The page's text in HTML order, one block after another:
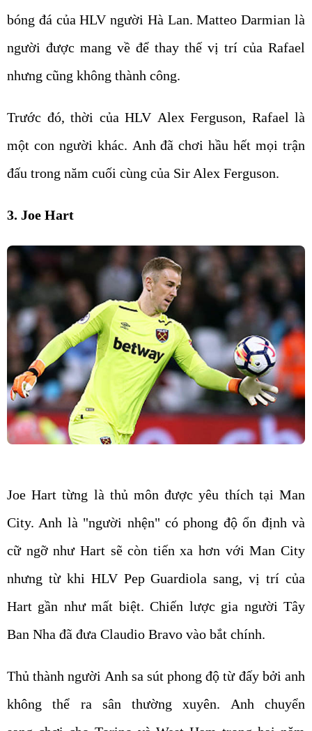
bóng đá của HLV người Hà Lan. Matteo Darmian là
người được mang về để thay thế vị trí của Rafael
nhưng cũng không thành công.
Trước đó, thời của HLV Alex Ferguson, Rafael là
một con người khác. Anh đã chơi hầu hết mọi trận
đấu trong năm cuối cùng của Sir Alex Ferguson.
3. Joe Hart
Joe Hart từng là thủ môn được yêu thích tại Man
City. Anh là "người nhện" có phong độ ổn định và
cữ ngỡ như Hart sẽ còn tiến xa hơn với Man City
nhưng từ khi HLV Pep Guardiola sang, vị trí của
Hart gần như mất biệt. Chiến lược gia người Tây
Ban Nha đã đưa Claudio Bravo vào bắt chính.
Thủ thành người Anh sa sút phong độ từ đấy bởi anh
không thể ra sân thường xuyên. Anh chuyển